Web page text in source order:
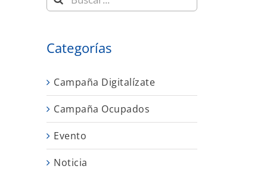
Categorías
Campaña Digitalízate
Campaña Ocupados
Evento
Noticia